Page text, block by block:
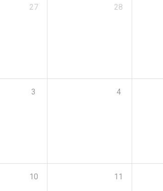
27 28
3 4
10 11